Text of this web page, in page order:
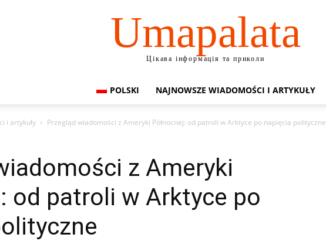
Umapalata
Цікава інформація та приколи
POLSKI NAJNOWSZE WIADOMOŚCI I ARTYKUŁY
i artykuły Przegląd wiadomości z Ameryki Północnej: od patroli w Arktyce po napięcia polityczne
z Ameryki
od patroli w Arktyce po